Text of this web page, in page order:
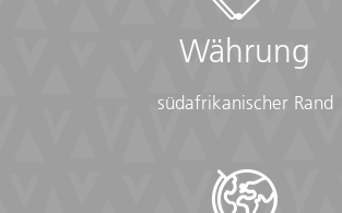
Währung
südafrikanischer Rand